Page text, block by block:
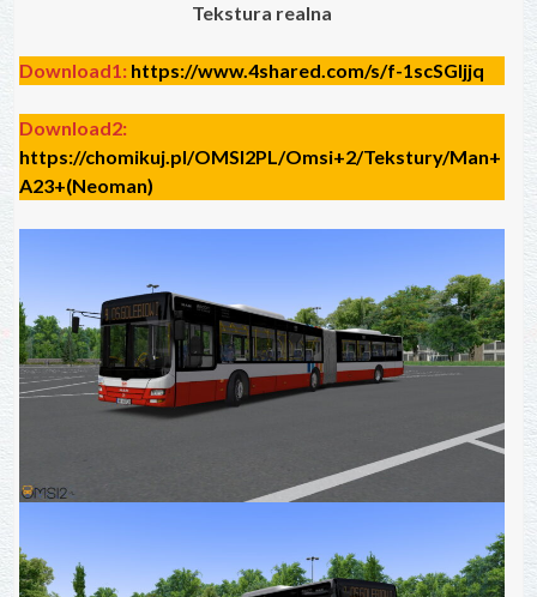
Tekstura realna
Download1: https://www.4shared.com/s/f-1scSGljjq
Download2:
https://chomikuj.pl/OMSI2PL/Omsi+2/Tekstury/Man+
A23+(Neoman)